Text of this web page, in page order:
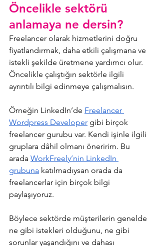
Öncelikle sektörü
anlamaya ne dersin?
Freelancer olarak hizmetlerini doğru
fiyatlandırmak, daha etkili çalışmana ve
istekli şekilde üretmene yardımcı olur.
Öncelikle çalıştığın sektörle ilgili
ayrıntılı bilgi edinmeye çalışmalısın.
Örneğin LinkedIn’de Freelancer
Wordpress Developer gibi birçok
freelancer gurubu var. Kendi işinle ilgili
gruplara dâhil olmanı öneririm. Bu
arada WorkFreely’nin LinkedIn
grubuna katılmadıysan orada da
freelancerlar için birçok bilgi
paylaşıyoruz.
Böylece sektörde müşterilerin genelde
ne gibi istekleri olduğunu, ne gibi
sorunlar yaşandığını ve dahası